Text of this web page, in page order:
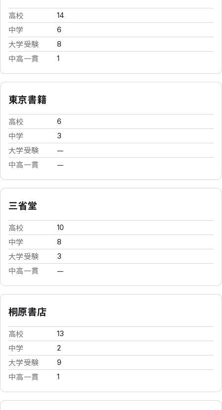
高校 14
中学 6
大学受験 8
中高一貫 1
東京書籍
高校 6
中学 3
大学受験
—
中高一貫
—
三省堂
高校 10
中学 8
大学受験 3
中高一貫 —
桐原書店
高校 13
中学 2
大学受験 9
中高一貫 1